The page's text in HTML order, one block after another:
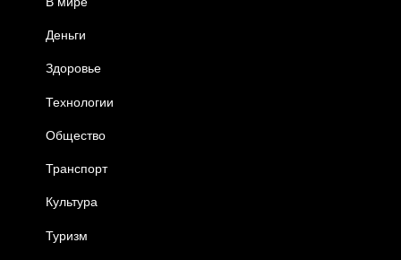
Деньги
Здоровье
Технологии
Общество
Транспорт
Культура
Туризм